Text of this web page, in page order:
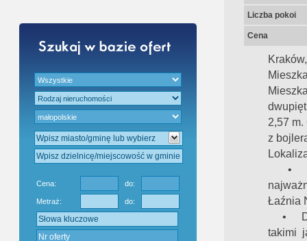
Cena: do:
Metraż: do:
Liczba pokoi
Cena
2,57
z
• W
Łaźnia
•
takimi